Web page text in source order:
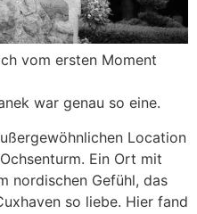
vom ersten Moment
war genau so eine.
Location
Ein Ort mit
nordischen Gefühl, das
so liebe. Hier fand